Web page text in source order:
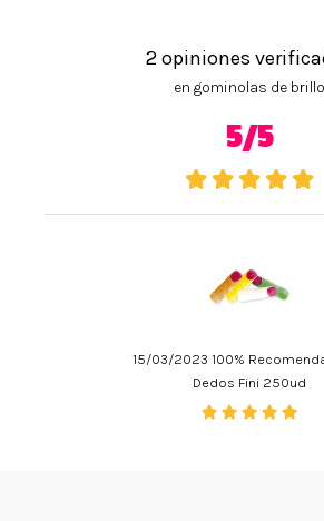
2 opiniones
en gominolas de brillo
5/5
15/03/2023 100%
Dedos Fini 250ud